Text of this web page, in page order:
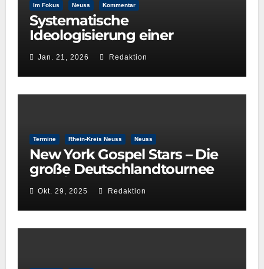
Im Fokus Neuss Kommentar
Systematische
Ideologisierung einer
Kulturentscheidung: Die Rolle
der GRÜNEN im
Kulturausschuss
Jan. 21, 2026 Redaktion
Termine Rhein-Kreis Neuss Neuss
New York Gospel Stars – Die
große Deutschlandtournee
2025/26
Okt. 29, 2025 Redaktion